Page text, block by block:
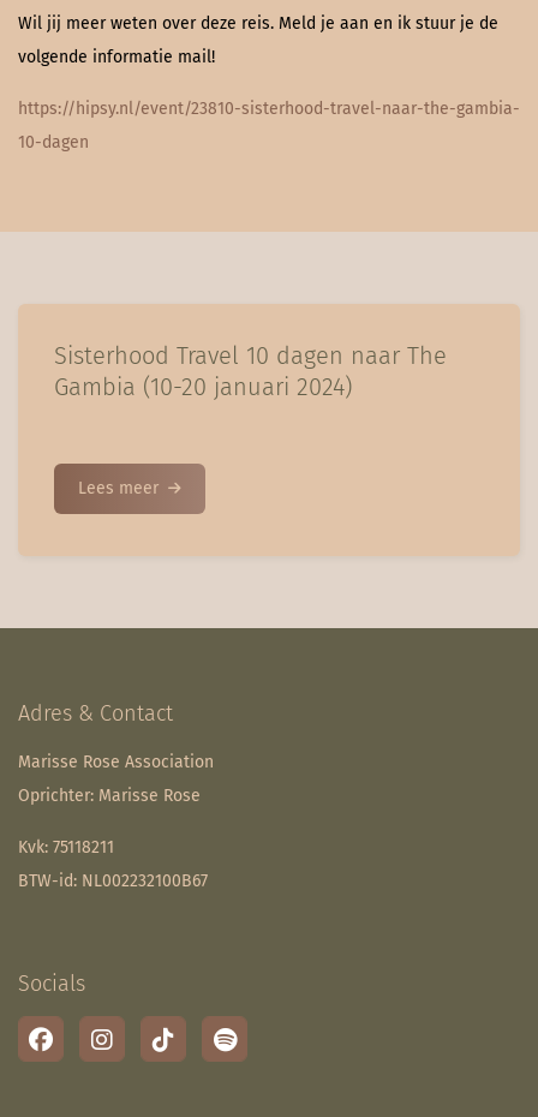
Wil jij meer weten over deze reis. Meld je aan en ik stuur je de
volgende informatie mail!
https://hipsy.nl/event/23810-sisterhood-travel-naar-the-gambia-
10-dagen
Sisterhood Travel 10 dagen naar The
Gambia (10-20 januari 2024)
Lees meer
Adres & Contact
Marisse Rose Association
Oprichter: Marisse Rose
Kvk: 75118211
BTW-id: NL002232100B67
Socials